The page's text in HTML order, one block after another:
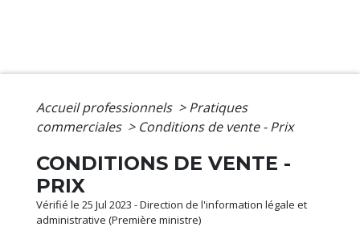
Accueil professionnels > Pratiques
commerciales > Conditions de vente - Prix
CONDITIONS DE VENTE -
PRIX
Vérifié le 25 Jul 2023 - Direction de l'information légale et
administrative (Première ministre)